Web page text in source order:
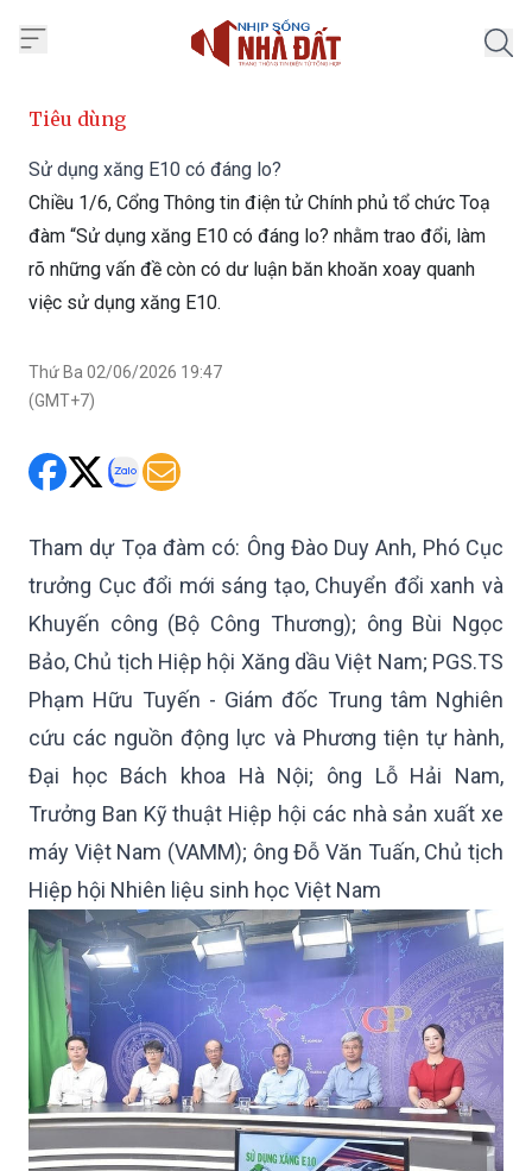
Tiêu dùng
Sử dụng xăng E10 có đáng lo?
Chiều 1/6, Cổng Thông tin điện tử Chính phủ tổ chức Toạ
đàm “Sử dụng xăng E10 có đáng lo? nhằm trao đổi, làm
rõ những vấn đề còn có dư luận băn khoăn xoay quanh
việc sử dụng xăng E10.
Thứ Ba 02/06/2026 19:47
(GMT+7)
Tham dự Tọa đàm có: Ông Đào Duy Anh, Phó Cục
trưởng Cục đổi mới sáng tạo, Chuyển đổi xanh và
Khuyến công (Bộ Công Thương); ông Bùi Ngọc
Bảo, Chủ tịch Hiệp hội Xăng dầu Việt Nam; PGS.TS
Phạm Hữu Tuyến - Giám đốc Trung tâm Nghiên
cứu các nguồn động lực và Phương tiện tự hành,
Đại học Bách khoa Hà Nội; ông Lỗ Hải Nam,
Trưởng Ban Kỹ thuật Hiệp hội các nhà sản xuất xe
máy Việt Nam (VAMM); ông Đỗ Văn Tuấn, Chủ tịch
Hiệp hội Nhiên liệu sinh học Việt Nam